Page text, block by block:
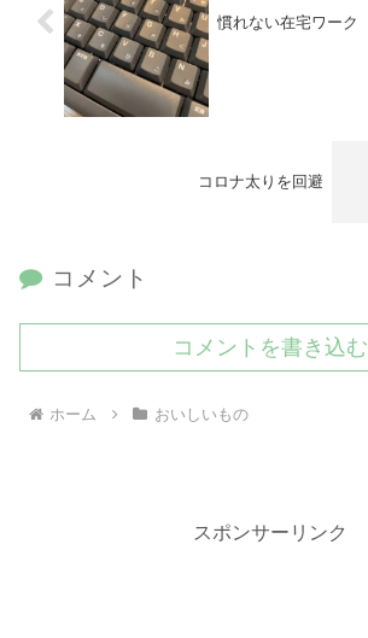
慣れない在宅ワーク
コロナ太りを回避
コメント
コメントを書き込む
ホーム おいしいもの
スポンサーリンク